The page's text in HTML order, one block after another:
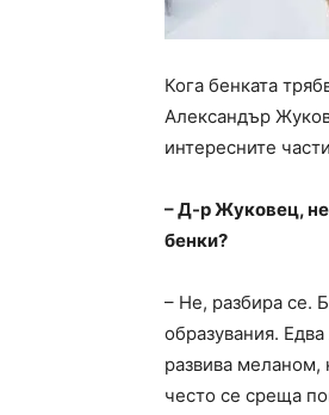
Кога бенката
Александър
интересните
– Д-р Жуковец,
бенки?
– Не, разбира се.
образувания.
развива меланом,
често се среща